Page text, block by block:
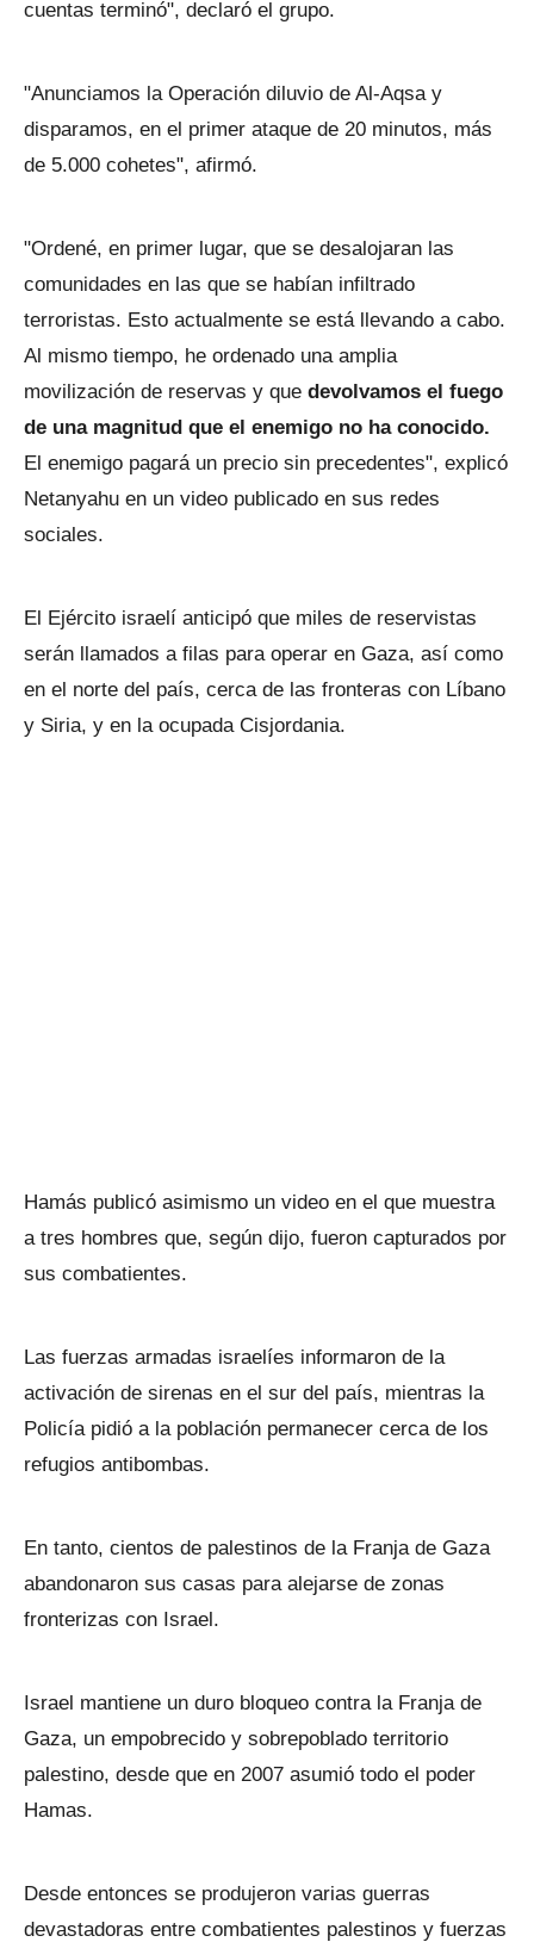
cuentas terminó", declaró el grupo.
"Anunciamos la Operación diluvio de Al-Aqsa y
disparamos, en el primer ataque de 20 minutos, más
de 5.000 cohetes", afirmó.
"Ordené, en primer lugar, que se desalojaran las
comunidades en las que se habían infiltrado
terroristas. Esto actualmente se está llevando a cabo.
Al mismo tiempo, he ordenado una amplia
movilización de reservas y que devolvamos el fuego
de una magnitud que el enemigo no ha conocido.
El enemigo pagará un precio sin precedentes", explicó
Netanyahu en un video publicado en sus redes
sociales.
El Ejército israelí anticipó que miles de reservistas
serán llamados a filas para operar en Gaza, así como
en el norte del país, cerca de las fronteras con Líbano
y Siria, y en la ocupada Cisjordania.
Hamás publicó asimismo un video en el que muestra
a tres hombres que, según dijo, fueron capturados por
sus combatientes.
Las fuerzas armadas israelíes informaron de la
activación de sirenas en el sur del país, mientras la
Policía pidió a la población permanecer cerca de los
refugios antibombas.
En tanto, cientos de palestinos de la Franja de Gaza
abandonaron sus casas para alejarse de zonas
fronterizas con Israel.
Israel mantiene un duro bloqueo contra la Franja de
Gaza, un empobrecido y sobrepoblado territorio
palestino, desde que en 2007 asumió todo el poder
Hamas.
Desde entonces se produjeron varias guerras
devastadoras entre combatientes palestinos y fuerzas